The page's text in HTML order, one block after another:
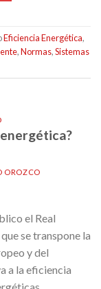
Eficiencia Energética,
,Normas,Sistemas
OROZCO
el Real
se transpone la
y del
a la eficiencia